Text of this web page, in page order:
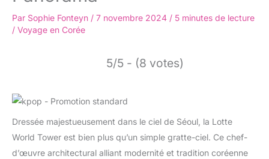
Par Sophie Fonteyn / 7 novembre 2024 / 5 minutes de lecture
/ Voyage en Corée
5/5 - (8 votes)
Dressée majestueusement dans le ciel de Séoul, la Lotte
World Tower est bien plus qu’un simple gratte-ciel. Ce chef-
d’œuvre architectural alliant modernité et tradition coréenne